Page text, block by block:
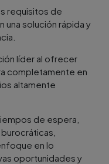
requisitos de
una solución rápida y
líder al ofrecer
completamente en
altamente
de espera,
en lo
oportunidades y